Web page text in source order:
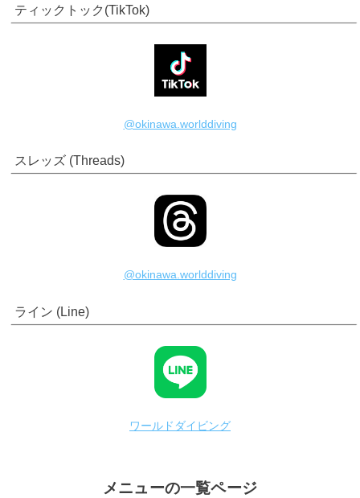
ティックトック(TikTok)
@okinawa.worlddiving
スレッズ (Threads)
@okinawa.worlddiving
ライン (Line)
ワールドダイビング
メニューの一覧ページ